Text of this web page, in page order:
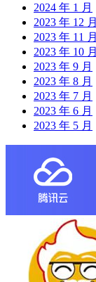
2024 年 1 月
2023 年 12 月
2023 年 11 月
2023 年 10 月
2023 年 9 月
2023 年 8 月
2023 年 7 月
2023 年 6 月
2023 年 5 月